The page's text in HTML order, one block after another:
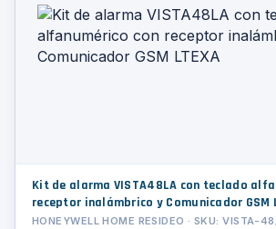
Kit de alarma VISTA48LA con teclado
receptor inalámbrico y Comunicador GSM
HONEYWELL HOME RESIDEO · SKU: VISTA-